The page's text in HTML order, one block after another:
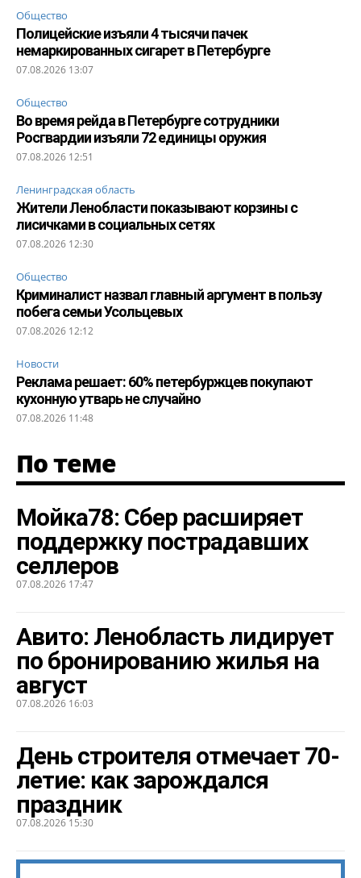
Общество
Полицейские изъяли 4 тысячи пачек
немаркированных сигарет в Петербурге
07.08.2026 13:07
Общество
Во время рейда в Петербурге сотрудники
Росгвардии изъяли 72 единицы оружия
07.08.2026 12:51
Ленинградская область
Жители Ленобласти показывают корзины с
лисичками в социальных сетях
07.08.2026 12:30
Общество
Криминалист назвал главный аргумент в пользу
побега семьи Усольцевых
07.08.2026 12:12
Новости
Реклама решает: 60% петербуржцев покупают
кухонную утварь не случайно
07.08.2026 11:48
По теме
Мойка78: Сбер расширяет
поддержку пострадавших
селлеров
07.08.2026 17:47
Авито: Ленобласть лидирует
по бронированию жилья на
август
07.08.2026 16:03
День строителя отмечает 70-
летие: как зарождался
праздник
07.08.2026 15:30